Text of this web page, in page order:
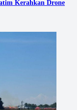
Kerahkan Drone